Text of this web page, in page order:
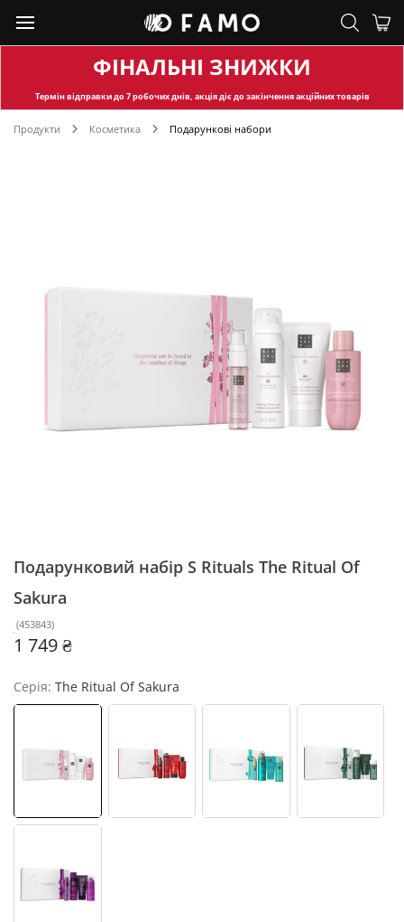
ФІНАЛЬНІ ЗНИЖКИ
Термін відправкидо 7 робочих днів, акція діє до закінчення акційних товарів
Продукти Косметика Подарункові набори
Подарунковий набір S Rituals The Ritual Of
Sakura
(453843)
1 749 ₴
Серія: The Ritual Of Sakura